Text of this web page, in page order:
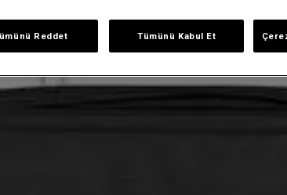
Reddet Tümünü Kabul Et